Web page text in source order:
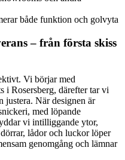
både funktion och golvyta
– från första skiss
Vi börjar med
i Rosersberg, därefter tar vi
justera. När designen är
med löpande
vi intilliggande ytor,
lådor och luckor löper
genomgång och lämnar